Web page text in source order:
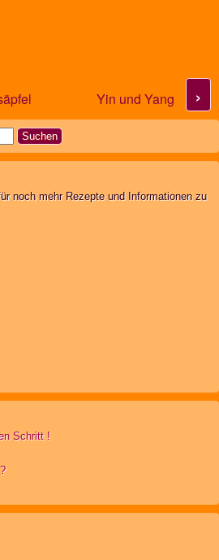
Yin und Yang ›
noch mehr Rezepte und Informationen zu
Schritt !